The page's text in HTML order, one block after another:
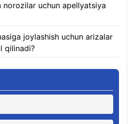
norozilar uchun apellyatsiya
joylashish uchun arizalar
qilinadi?